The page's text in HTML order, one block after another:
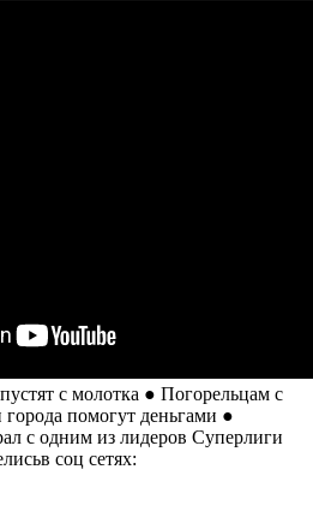
с молотка ● Погорельцам с
помогут деньгами ●
с одним из лидеров Суперлиги
соц сетях: